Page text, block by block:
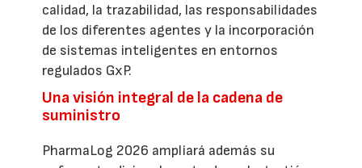
calidad, la trazabilidad, las responsabilidades
de los diferentes agentes y la incorporación
de sistemas inteligentes en entornos
regulados GxP.
Una visión integral de la cadena de
suministro
PharmaLog 2026 ampliará además su